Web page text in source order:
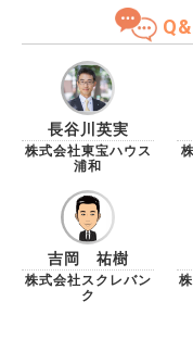
長谷川英実
株式会社東宝ハウス
浦和
吉岡 祐樹
株式会社スクレバン
ク